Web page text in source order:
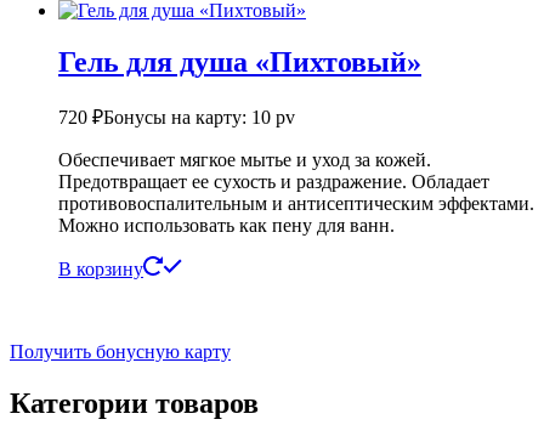
Гель для душа «Пихтовый»
720 ₽Бонусы на карту: 10 pv
Обеспечивает мягкое мытье и уход за кожей.
Предотвращает ее сухость и раздражение. Обладает
противовоспалительным и антисептическим эффектами.
Можно использовать как пену для ванн.
В корзину
Получить бонусную карту
Категории товаров